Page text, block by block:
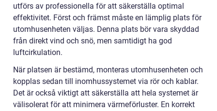
utförs av professionella för att säkerställa optimal
effektivitet. Först och främst måste en lämplig plats för
utomhusenheten väljas. Denna plats bör vara skyddad
från direkt vind och snö, men samtidigt ha god
luftcirkulation.
När platsen är bestämd, monteras utomhusenheten och
kopplas sedan till inomhussystemet via rör och kablar.
Det är också viktigt att säkerställa att hela systemet är
välisolerat för att minimera värmeförluster. En korrekt